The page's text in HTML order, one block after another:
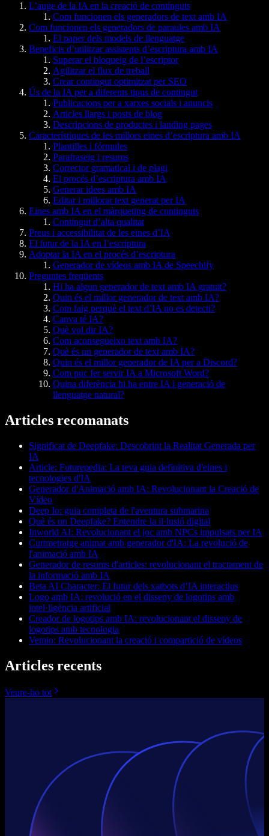
L’auge de la IA en la creació de continguts
Com funcionen els generadors de text amb IA
Com funcionen els generadors de paraules amb IA
El paper dels models de llenguatge
Beneficis d’utilitzar assistents d’escriptura amb IA
Superar el bloqueig de l’escriptor
Agilitzar el flux de treball
Crear contingut optimitzat per SEO
Ús de la IA per a diferents tipus de contingut
Publicacions per a xarxes socials i anuncis
Articles llargs i posts de blog
Descripcions de productes i landing pages
Característiques de les millors eines d’escriptura amb IA
Plantilles i fórmules
Parafraseig i resums
Corrector gramatical i de plagi
El procés d’escriptura amb IA
Generar idees amb IA
Editar i millorar text generat per IA
Eines amb IA en el màrqueting de continguts
Contingut d’alta qualitat
Preus i accessibilitat de les eines d’IA
El futur de la IA en l’escriptura
Adoptar la IA en el procés d’escriptura
Generador de vídeos amb IA de Speechify
Preguntes freqüents
Hi ha algun generador de text amb IA gratuït?
Quin és el millor generador de text amb IA?
Com faig perquè el text d’IA no es detecti?
Canva té IA?
Què vol dir IA?
Com aconsegueixo text amb IA?
Què és un generador de text amb IA?
Quin és el millor generador de IA per a Discord?
Com puc fer servir IA a Microsoft Word?
Quina diferència hi ha entre IA i generació de
llenguatge natural?
Articles recomanats
Significat de Deepfake: Descobrint la Realitat Generada per
IA
Article: Futurepedia: La teva guia definitiva d'eines i
tecnologies d'IA
Generador d'Animació amb IA: Revolucionant la Creació de
Vídeo
Deep Io: guia completa de l'aventura submarina
Què és un Deepfake? Entendre la il·lusió digital
Inworld AI: Revolucionant el joc amb NPCs impulsats per IA
Curtmetratge animat amb generador d'IA: La revolució de
l'animació amb IA
Generador de resums d'articles: revolucionant el tractament de
la informació amb IA
Beta AI Character: El futur dels xatbots d’IA interactius
Logo amb IA: revolució en el disseny de logotips amb
intel·ligència artificial
Creador de logotips amb IA: revolucionant el disseny de
logotips amb tecnologia
Vemio: Revolucionant la creació i compartició de vídeos
Articles recents
Veure-ho tot